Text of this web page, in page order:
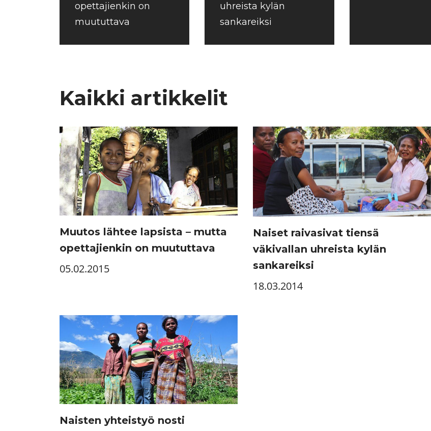
opettajienkin on
muututtava
uhreista kylän
sankareiksi
Kaikki artikkelit
Muutos lähtee lapsista – mutta
opettajienkin on muututtava
05.02.2015
Naiset raivasivat tiensä
väkivallan uhreista kylän
sankareiksi
18.03.2014
Naisten yhteistyö nosti